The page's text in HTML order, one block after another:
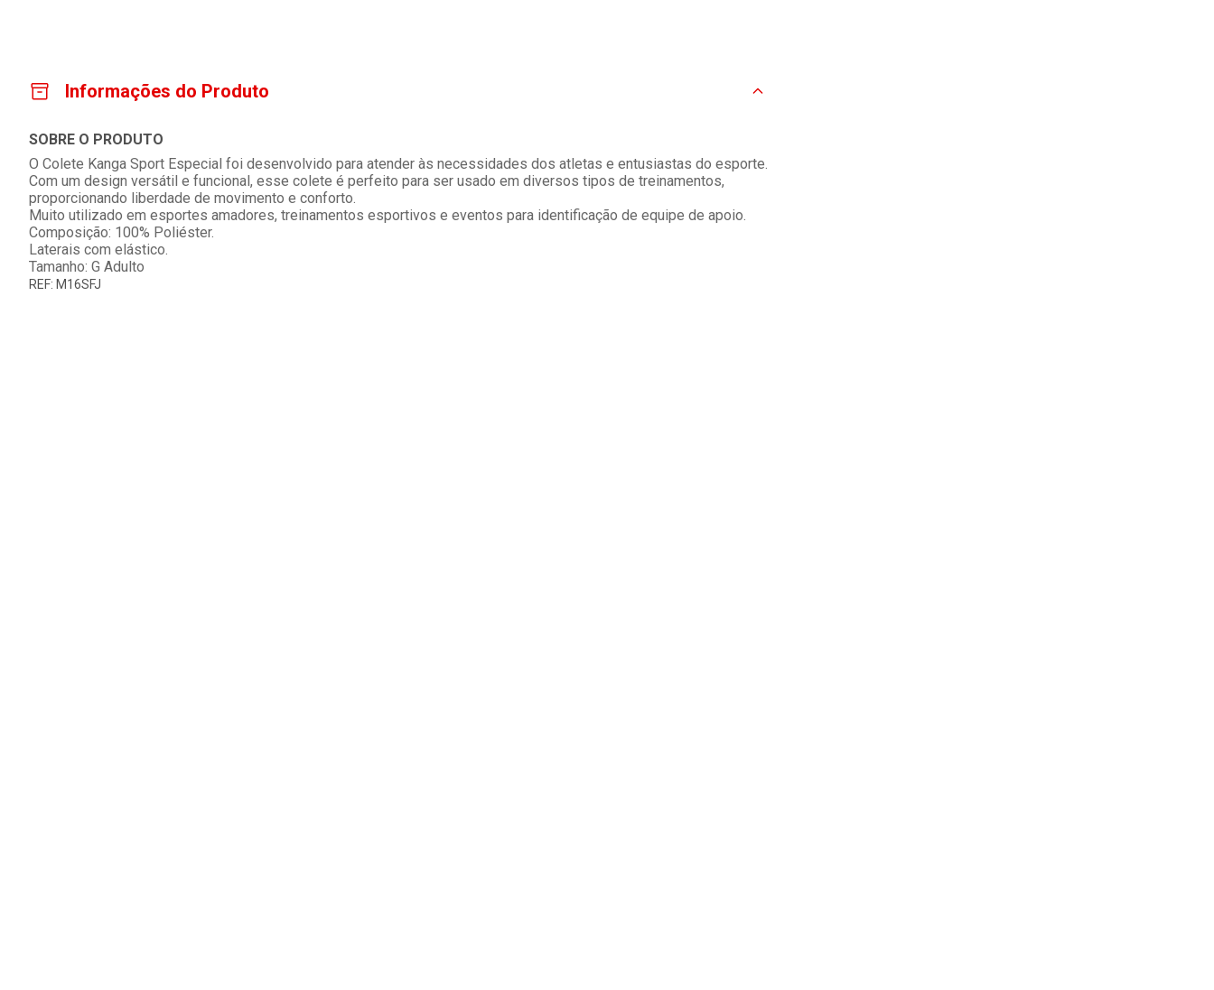
Informações do Produto
SOBRE O PRODUTO
O Colete Kanga Sport Especial foi desenvolvido para atender às necessidades dos atletas e entusiastas do esporte.
Com um design versátil e funcional, esse colete é perfeito para ser usado em diversos tipos de treinamentos,
proporcionando liberdade de movimento e conforto.
Muito utilizado em esportes amadores, treinamentos esportivos e eventos para identificação de equipe de apoio.
Composição: 100% Poliéster.
Laterais com elástico.
Tamanho: G Adulto
REF: M16SFJ